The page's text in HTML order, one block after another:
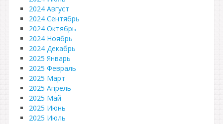
2024 Август
2024 Сентябрь
2024 Октябрь
2024 Ноябрь
2024 Декабрь
2025 Январь
2025 Февраль
2025 Март
2025 Апрель
2025 Май
2025 Июнь
2025 Июль